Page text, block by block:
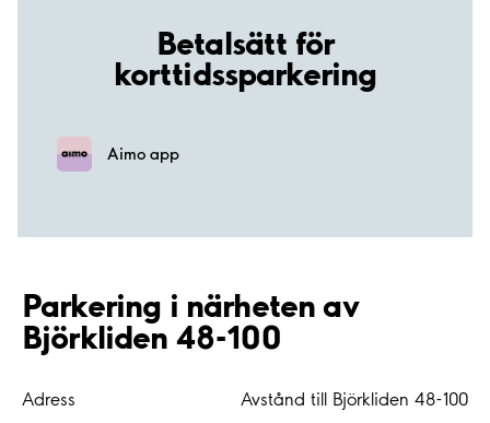
Betalsätt för
korttidssparkering
Aimo app
Parkering i närheten av
Björkliden 48-100
Adress Avstånd till Björkliden 48-100